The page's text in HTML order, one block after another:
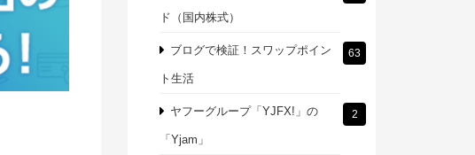
ド（国内株式）
ブログで検証！スワップポイン
ト生活
63
ヤフーグループ「YJFX!」の
「Yjam」
2